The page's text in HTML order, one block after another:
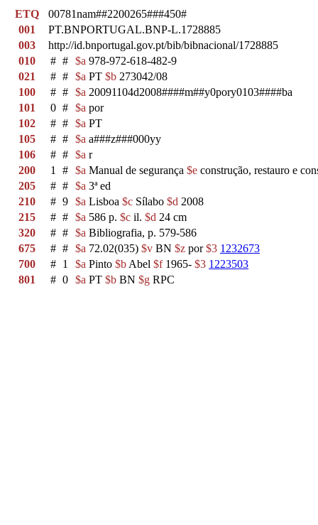
ETQ
00781nam##2200265###450#
001
PT.BNPORTUGAL.BNP-L.1728885
003
http://id.bnportugal.gov.pt/bib/bibnacional/1728885
010
# # $a 978-972-618-482-9
021
# # $a PT $b 273042/08
100
# # $a 20091104d2008####m##y0pory0103####ba
101
0 # $a por
102
# # $a PT
105
# # $a a###z###000yy
106
# # $a r
200
1 # $a Manual de segurança $e construção, restauro e
205
# # $a 3ª ed
210
# 9 $a Lisboa $c Sílabo $d 2008
215
# # $a 586 p. $c il. $d 24 cm
320
# # $a Bibliografia, p. 579-586
675
# # $a 72.02(035) $v BN $z por$3 1232673
700
# 1 $a Pinto $b Abel $f1965- $3 1223503
801
# 0 $a PT $b BN $g RPC